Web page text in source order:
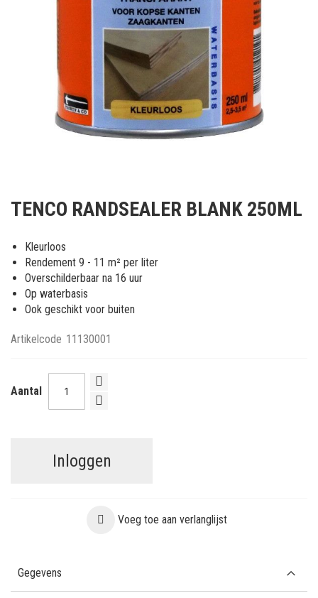
van
de
afbeeldingen-
gallerij
TENCO RANDSEALER BLANK 250ML
Kleurloos
Rendement 9 - 11 m² per liter
Overschilderbaar na 16 uur
Op waterbasis
Ook geschikt voor buiten
Artikelcode 11130001
Aantal
Inloggen
Voeg toe aan verlanglijst
Gegevens